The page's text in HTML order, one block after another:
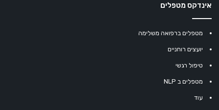
אינדקס מטפלים
מטפלים ברפואה משלימה
יועצים רוחניים
טיפול רגשי
מטפלים ב NLP
עוד